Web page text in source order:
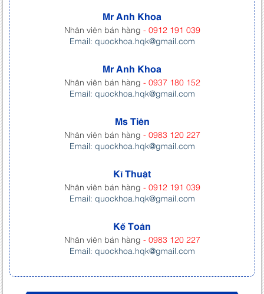
Mr Anh Khoa
Nhân viên bán hàng - 0912 191 039
Email: quockhoa.hqk@gmail.com
Mr Anh Khoa
Nhân viên bán hàng - 0937 180 152
Email: quockhoa.hqk@gmail.com
Ms Tiên
Nhân viên bán hàng - 0983 120 227
Email: quockhoa.hqk@gmail.com
Kĩ Thuật
Nhân viên bán hàng - 0912 191 039
Email: quockhoa.hqk@gmail.com
Kế Toán
Nhân viên bán hàng - 0983 120 227
Email: quockhoa.hqk@gmail.com